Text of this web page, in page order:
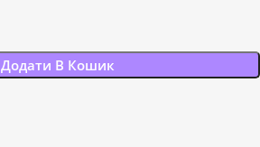
Додати В Кошик